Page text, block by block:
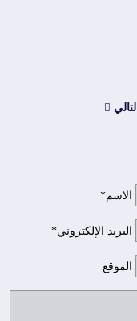
الاسم*
البريد الإلكتروني*
الموقع